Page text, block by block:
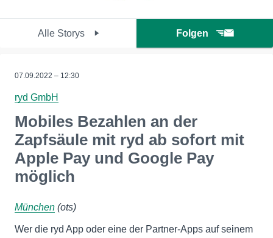
Alle Storys Folgen
07.09.2022 – 12:30
ryd GmbH
Mobiles Bezahlen an der
Zapfsäule mit ryd ab sofort mit
Apple Pay und Google Pay
möglich
München (ots)
Wer die ryd App oder eine der Partner-Apps auf seinem